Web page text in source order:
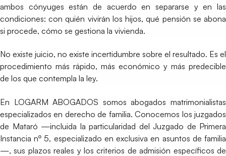
ambos cónyuges están de acuerdo en separarse y en las
condiciones: con quién vivirán los hijos, qué pensión se abona
si procede, cómo se gestiona la vivienda.
No existe juicio, no existe incertidumbre sobre el resultado. Es el
procedimiento más rápido, más económico y más predecible
de los que contempla la ley.
En LOGARM ABOGADOS somos abogados matrimonialistas
especializados en derecho de familia. Conocemos los juzgados
de Mataró —incluida la particularidad del Juzgado de Primera
Instancia nº 5, especializado en exclusiva en asuntos de familia
—, sus plazos reales y los criterios de admisión específicos de